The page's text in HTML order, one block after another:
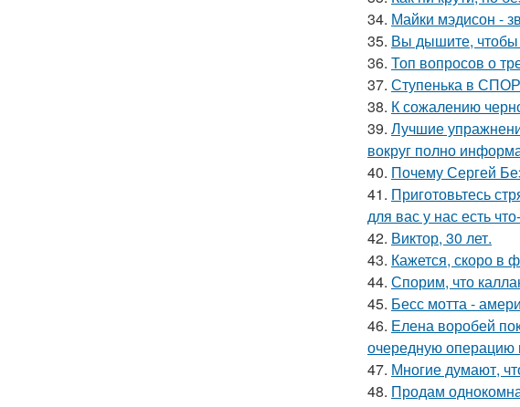
34. Майки мэдисон -
35. Вы дышите,
36. Топ вопросов о
37. Ступенька в
38. К сожалению
39. Лучшие
вокруг полно
40. Почему Сергей
41. Приготовьтесь
для вас у нас есть
42. Виктор, 30 лет.
43. Кажется, скоро в
44. Спорим, что
45. Бесс мотта -
46. Елена воробей
очередную операцию
47. Многие думают,
48. Продам